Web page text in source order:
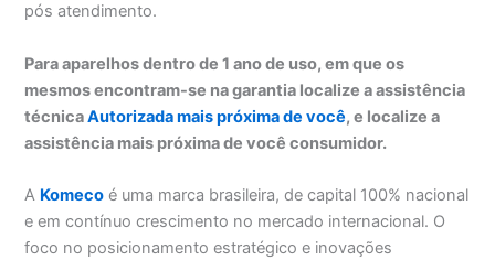
pós atendimento.
Para aparelhos dentro de 1 ano de uso, em que os
mesmos encontram-se na garantia localize a assistência
técnicaAutorizada mais próxima de você, e localize a
assistência mais próxima de você consumidor.
A Komeco é uma marca brasileira, de capital 100% nacional
e em contínuo crescimento no mercado internacional. O
foco no posicionamento estratégico e inovações